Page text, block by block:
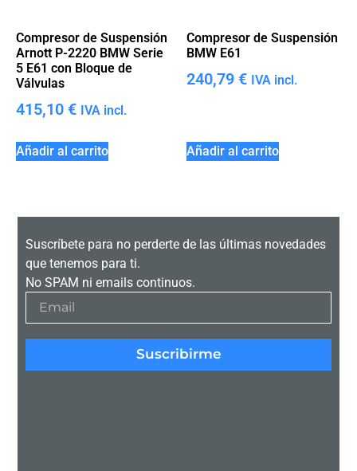
Compresor de Suspensión
Arnott P-2220 BMW Serie
5 E61 con Bloque de
Válvulas
415,10 € IVA incl.
Añadir al carrito
Compresor de Suspensión
BMW E61
240,79 € IVA incl.
Añadir al carrito
Suscríbete para no perderte de las últimas novedades
que tenemos para ti.
No SPAM ni emails continuos.
Suscribirme